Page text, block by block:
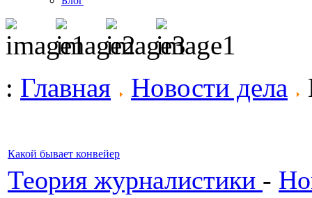
: Главная Новости дела
Какой бывает конвейер
Теория журналистики -